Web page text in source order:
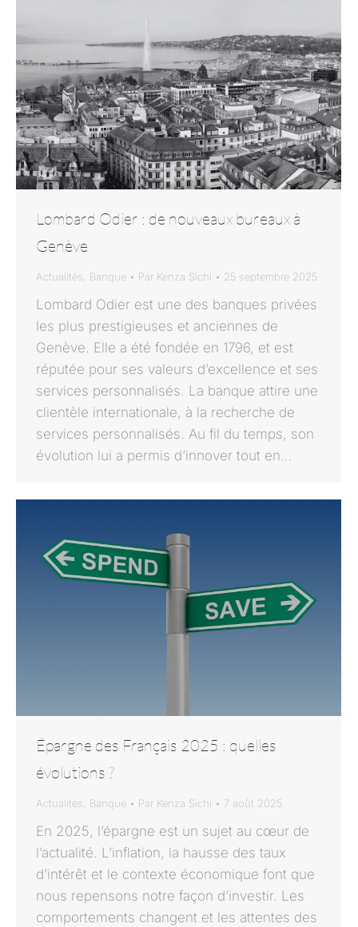
Lombard Odier : de nouveaux bureaux à
Genève
Actualités Banque Par Kenza Sichi 25 septembre 2025
Lombard Odier est une des banques privées
les plus prestigieuses et anciennes de
Genève. Elle a été fondée en 1796, et est
réputée pour ses valeurs d’excellence et ses
services personnalisés. La banque attire une
clientèle internationale, à la recherche de
services personnalisés. Au fil du temps, son
évolution lui a permis d’innover tout en…
Épargne des Français 2025 : quelles
évolutions ?
Actualités Banque Par Kenza Sichi 7 août 2025
En 2025, l’épargne est un sujet au cœur de
l’actualité. L’inflation, la hausse des taux
d’intérêt et le contexte économique font que
nous repensons notre façon d’investir. Les
comportements changent et les attentes des